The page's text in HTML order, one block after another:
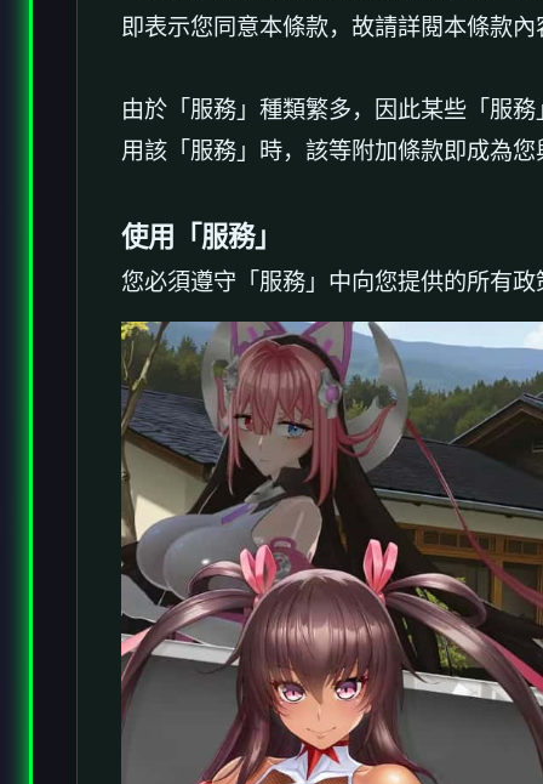
即表示您同意本條款，故請詳閱本條款內
由於「服務」種類繁多，因此某些「服
用該「服務」時，該等附加條款即成為
使用「服務」
您必須遵守「服務」中向您提供的所有政